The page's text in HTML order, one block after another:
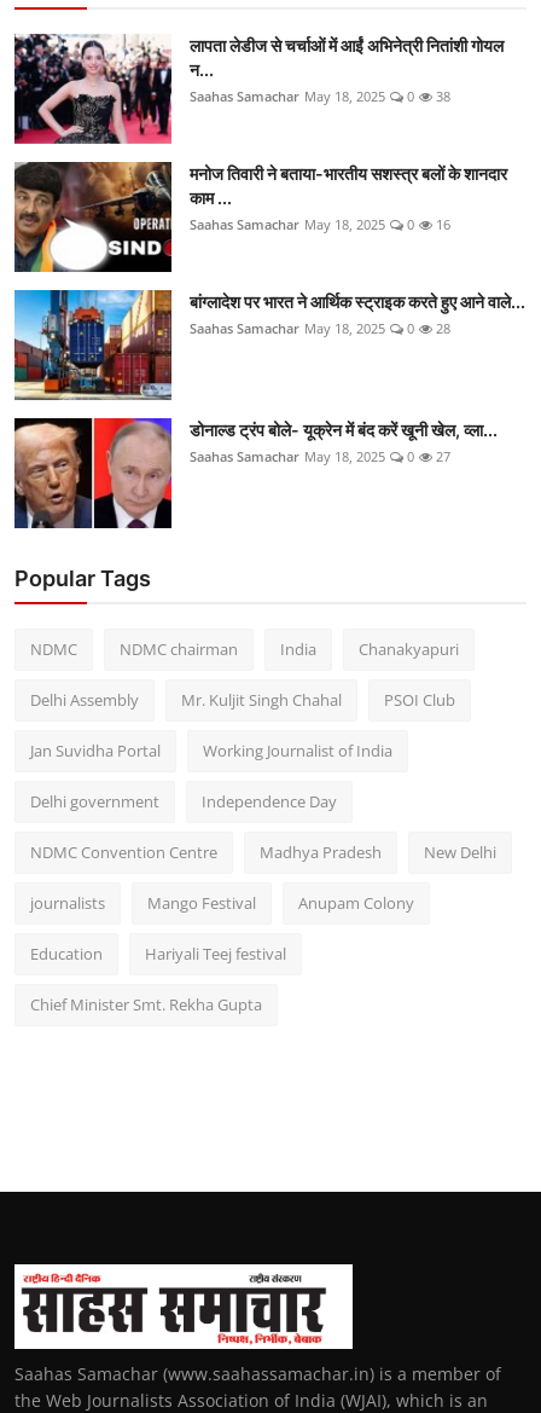
लापता लेडीज से चर्चाओं में आईं अभिनेत्री नितांशी गोयल
न...
Saahas Samachar May 18, 2025 0 38
मनोज तिवारी ने बताया-भारतीय सशस्त्र बलों के शानदार
काम ...
Saahas Samachar May 18, 2025 0 16
बांग्लादेश पर भारत ने आर्थिक स्ट्राइक करते हुए आने वाले...
Saahas Samachar May 18, 2025 0 28
डोनाल्ड ट्रंप बोले- यूक्रेन में बंद करें खूनी खेल, व्ला...
Saahas Samachar May 18, 2025 0 27
Popular Tags
NDMC NDMC chairman India Chanakyapuri
Delhi Assembly Mr. Kuljit Singh Chahal PSOI Club
Jan Suvidha Portal Working Journalist of India
Delhi government Independence Day
NDMC Convention Centre Madhya Pradesh New Delhi
journalists Mango Festival Anupam Colony
Education Hariyali Teej festival
Chief Minister Smt. Rekha Gupta
Saahas Samachar (www.saahassamachar.in) is a member of
the Web Journalists Association of India (WJAI), which is an